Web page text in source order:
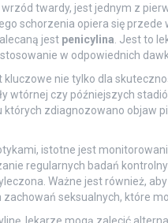
wrzód twardy, jest jednym z
schorzenia opiera się
jest penicylina . Jest to
w odpowiednich
nie tylko dla
wtórnej czy późniejszych
zdiagnozowano objaw
istotne jest
regularnych badań
Ważne jest również,
seksualnych, które
lekarze mogą zalecić